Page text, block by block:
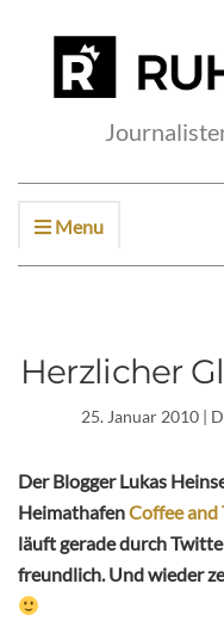
Menu
Herzlicher
25. Januar 2010 |
Der Blogger Lukas
HeimathafenCoffee and
läuft gerade durch
freundlich. Und wieder